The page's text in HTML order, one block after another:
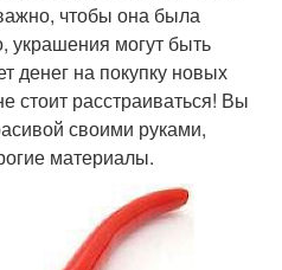
чтобы она была
украшения могут быть
денег на покупку новых
стоит расстраиваться! Вы
своими руками,
материалы.